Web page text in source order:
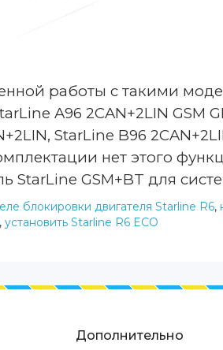
работы с такими
A96 2CAN+2LIN GSM
+2LIN, StarLine B96 2CAN+2
нет этого
GSM+BT для
блокировки двигателя Starline R6,
, установить Starline R6 ECO
Дополнительно